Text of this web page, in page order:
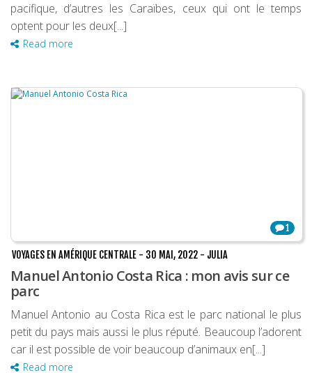
pacifique, d’autres les Caraïbes, ceux qui ont le temps
optent pour les deux[...]
Read more
1
VOYAGES EN AMÉRIQUE CENTRALE - 30 MAI, 2022 - JULIA
Manuel Antonio Costa Rica : mon avis sur ce
parc
Manuel Antonio au Costa Rica est le parc national le plus
petit du pays mais aussi le plus réputé. Beaucoup l’adorent
car il est possible de voir beaucoup d’animaux en[...]
Read more